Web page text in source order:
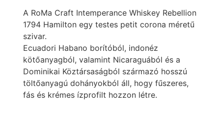
A RoMa Craft Intemperance Whiskey Rebellion
1794 Hamilton egy testes petit corona méretű
szivar.
Ecuadori Habano borítóból, indonéz
kötőanyagból, valamint Nicaraguából és a
Dominikai Köztársaságból származó hosszú
töltőanyagú dohányokból áll, hogy fűszeres,
fás és krémes ízprofilt hozzon létre.